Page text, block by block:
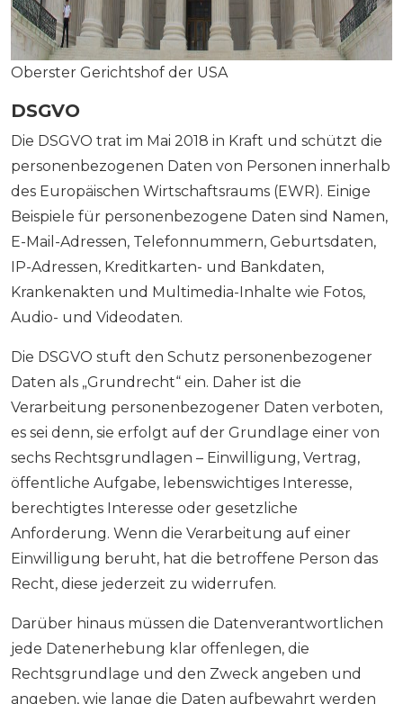
Oberster Gerichtshof der USA
DSGVO
Die DSGVO trat im Mai 2018 in Kraft und schützt die
personenbezogenen Daten von Personen innerhalb
des Europäischen Wirtschaftsraums (EWR). Einige
Beispiele für personenbezogene Daten sind Namen,
E-Mail-Adressen, Telefonnummern, Geburtsdaten,
IP-Adressen, Kreditkarten- und Bankdaten,
Krankenakten und Multimedia-Inhalte wie Fotos,
Audio- und Videodaten.
Die DSGVO stuft den Schutz personenbezogener
Daten als „Grundrecht“ ein. Daher ist die
Verarbeitung personenbezogener Daten verboten,
es sei denn, sie erfolgt auf der Grundlage einer von
sechs Rechtsgrundlagen – Einwilligung, Vertrag,
öffentliche Aufgabe, lebenswichtiges Interesse,
berechtigtes Interesse oder gesetzliche
Anforderung. Wenn die Verarbeitung auf einer
Einwilligung beruht, hat die betroffene Person das
Recht, diese jederzeit zu widerrufen.
Darüber hinaus müssen die Datenverantwortlichen
jede Datenerhebung klar offenlegen, die
Rechtsgrundlage und den Zweck angeben und
angeben, wie lange die Daten aufbewahrt werden